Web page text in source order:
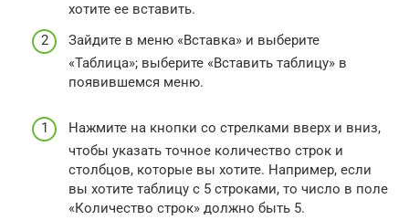
хотите ее вставить.
Зайдите в меню «Вставка» и выберите
«Таблица»; выберите «Вставить таблицу» в
появившемся меню.
Нажмите на кнопки со стрелками вверх и вниз,
чтобы указать точное количество строк и
столбцов, которые вы хотите. Например, если
вы хотите таблицу с 5 строками, то число в поле
«Количество строк» ​​должно быть 5.